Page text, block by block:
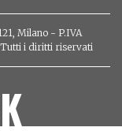
Milano - P.IVA
Tutti i diritti riservati